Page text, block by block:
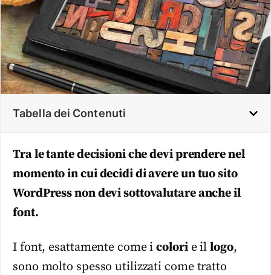
Tabella dei Contenuti
Tra le tante decisioni che devi prendere nel
momento in cui decidi di avere un tuo sito
WordPress non devi sottovalutare anche il
font.
I font, esattamente come icolorie illogo,
sono molto spesso utilizzati come tratto